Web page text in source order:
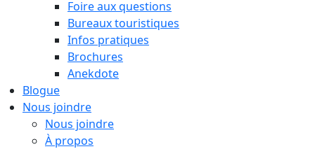
Foire aux questions
Bureaux touristiques
Infos pratiques
Brochures
Anekdote
Blogue
Nous joindre
Nous joindre
À propos